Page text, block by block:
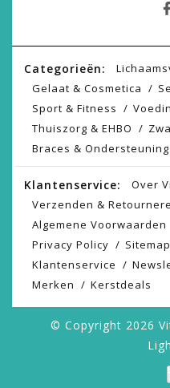
Categorieën:
Gelaat & Cosmetica
Sport & Fitness
Thuiszorg & EHBO
Braces & Ondersteuning
Klantenservice:
Over
Verzenden &
Algemene Voorwaarden
Privacy Policy
Sitemap
Klantenservice
Merken
Kerstdeals
© Copyright 2026